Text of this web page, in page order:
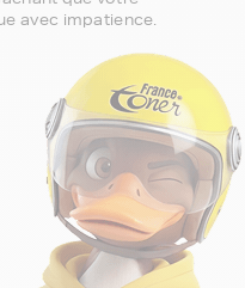
avec impatience.